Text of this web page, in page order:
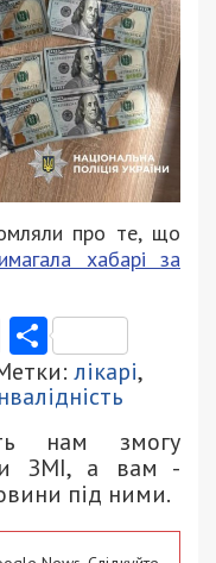
про те, що
хабарі за
Email
лікарі,
нам змогу
ЗМІ, а вам -
під ними.